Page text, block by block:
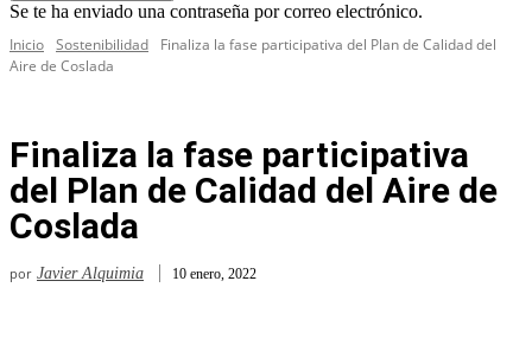
Se te ha enviado una contraseña por correo electrónico.
Inicio Sostenibilidad
Finaliza la fase participativa del Plan de Calidad del
Aire de Coslada
Finaliza la fase participativa
del Plan de Calidad del Aire de
Coslada
por Javier Alquimia 10 enero, 2022